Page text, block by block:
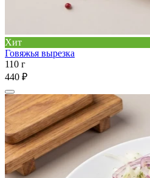
Хит
Говяжья вырезка
110 г
440 ₽